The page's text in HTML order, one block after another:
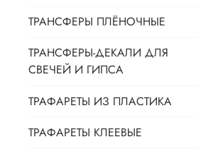
ТРАНСФЕРЫ ПЛЁНОЧНЫЕ
ТРАНСФЕРЫ-ДЕКАЛИ ДЛЯ
СВЕЧЕЙ И ГИПСА
ТРАФАРЕТЫ ИЗ ПЛАСТИКА
ТРАФАРЕТЫ КЛЕЕВЫЕ